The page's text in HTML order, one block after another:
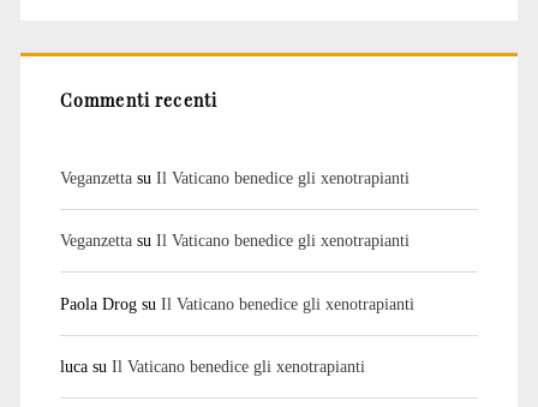
Commenti recenti
Veganzettasu Il Vaticano benedice gli xenotrapianti
Veganzettasu Il Vaticano benedice gli xenotrapianti
Paola Drogsu Il Vaticano benedice gli xenotrapianti
lucasu Il Vaticano benedice gli xenotrapianti